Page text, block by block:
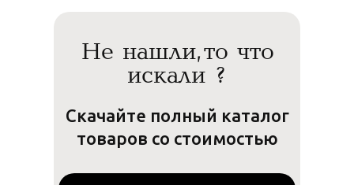
Не нашли, то что
искали ?
Скачайте полный каталог
товаров со стоимостью